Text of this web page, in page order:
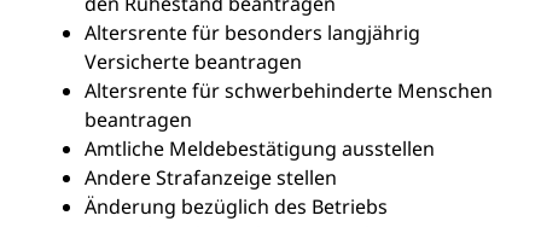
Altersrente für besonders langjährig
Versicherte beantragen
Altersrente für schwerbehinderte Menschen
beantragen
Amtliche Meldebestätigung ausstellen
Andere Strafanzeige stellen
Änderung bezüglich des Betriebs